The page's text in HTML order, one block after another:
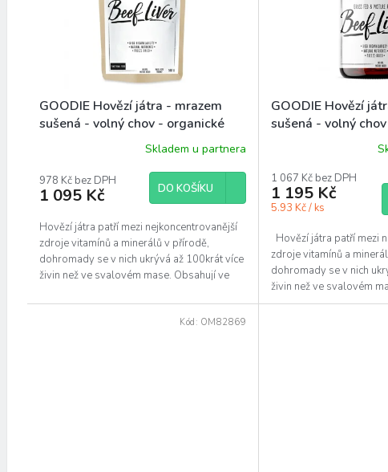
k
t
GOODIE Hovězí játra - mrazem
sušená - volný chov - organické
BIO zemědělství - 100 gSkladem u partnera
978 Kč bez DPH
1 095 Kč DO KOŠÍKU
Hovězí játra patří mezi nejkoncentrovanější
zdroje vitamínů a minerálů v přírodě,
dohromady se v nich ukrývá až 100krát více
živin než ve svalovém mase. Obsahují ve
GOODIE Hovězí
sušená - volný
BIO zemědělství -
1 067 Kč bez DPH
1 195 Kč
5.93 Kč / ks
Hovězí játra patří mezi
zdroje vitamínů a
dohromady se v nich
živin než ve svalovém
značném...
Kód: OM82869